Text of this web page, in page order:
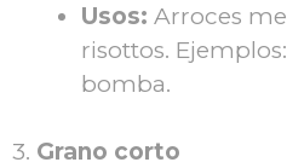
Usos: Arroces
risottos.
bomba.
3. Grano corto